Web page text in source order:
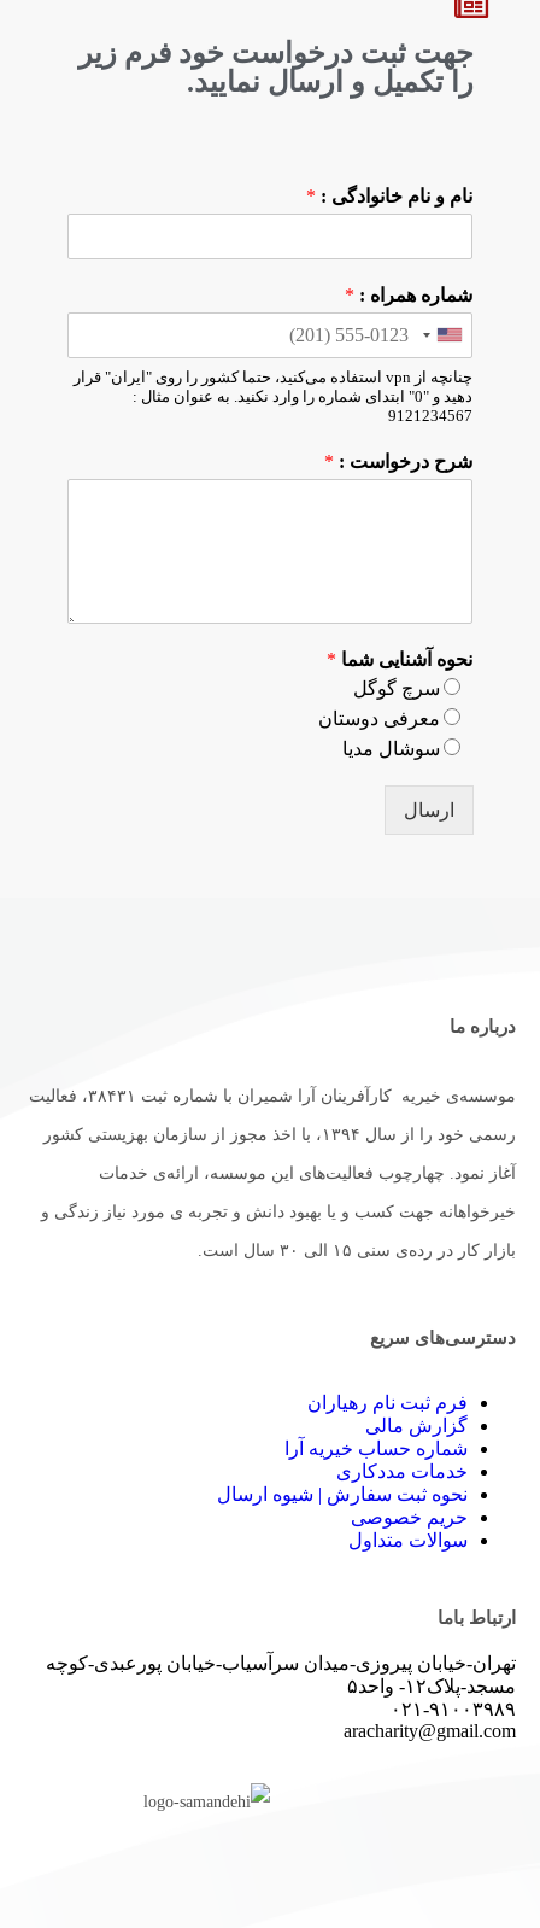
جهت ثبت درخواست خود فرم زیر
را تکمیل و ارسال نمایید.
نام و نام خانوادگی : *
شماره همراه : *
چنانچه از vpn استفاده می‌کنید، حتما کشور را روی "ایران" قرار
دهید و "0" ابتدای شماره را وارد نکنید. به عنوان مثال :
9121234567
شرح درخواست : *
نحوه آشنایی شما *
سرچ گوگل
معرفی دوستان
سوشال مدیا
ارسال
درباره ما
موسسه‌ی خیریه کارآفرینان آرا شمیران با شماره ثبت ۳۸۴۳۱، فعالیت
رسمی خود را از سال ۱۳۹۴، با اخذ مجوز از سازمان بهزیستی کشور
آغاز نمود. چهارچوب فعالیت‌های این موسسه، ارائه‌ی خدمات
خیرخواهانه جهت کسب و یا بهبود دانش و تجربه ی مورد نیاز زندگی و
بازار کار در رده‌ی سنی ۱۵ الی ۳۰ سال است.
دسترسی‌های سریع
فرم ثبت نام رهیاران
گزارش مالی
شماره حساب‌ خیریه آرا
خدمات مددکاری
نحوه ثبت سفارش | شیوه ارسال
حریم خصوصی
سوالات متداول
ارتباط باما
تهران-خیابان پیروزی-میدان سرآسیاب-خیابان پورعبدی-کوچه
مسجد-پلاک۱۲- واحد۵
۰۲۱-۹۱۰۰۳۹۸۹
aracharity@gmail.com